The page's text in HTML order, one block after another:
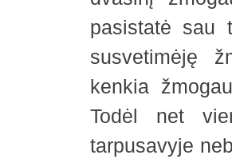
pasistatė sau
susvetimėję
kenkia
Todėl net
tarpusavyje